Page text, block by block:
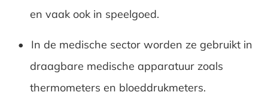
en vaak ook in speelgoed.
In de medische sector worden ze gebruikt in
draagbare medische apparatuur zoals
thermometers en bloeddrukmeters.